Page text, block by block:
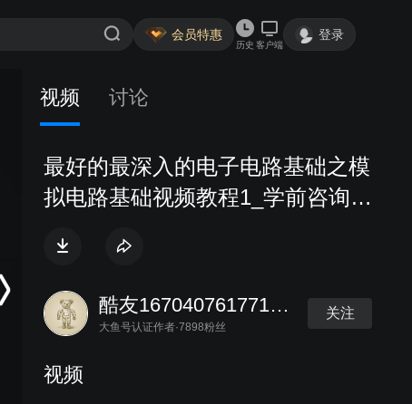
会员特惠
历史 客户端
登录
视频 讨论
最好的最深入的电子电路基础之模
拟电路基础视频教程1_学前咨询与
酷友167040761771306
大鱼号认证作者·7898粉丝
关注
视频